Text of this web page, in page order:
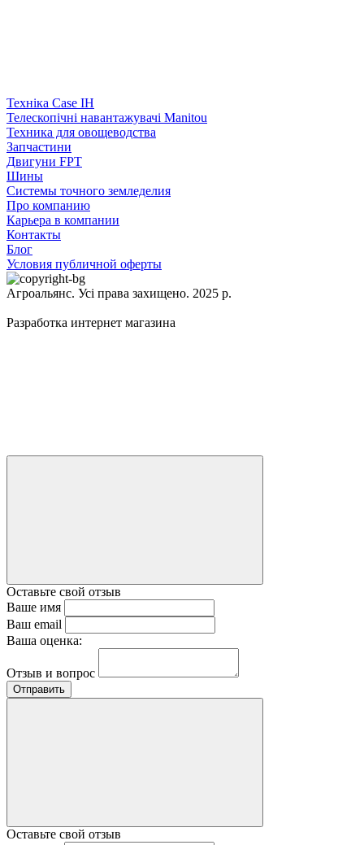
Техніка Case IH
Телескопічні навантажувачі Manitou
Техника для овощеводства
Запчастини
Двигуни FPT
Шины
Системы точного земледелия
Про компанию
Карьера в компании
Контакты
Блог
Условия публичной оферты
Агроальянс. Усі права захищено. 2025 р.
Разработка интернет магазина
Оставьте свой отзыв
Ваше имя
Ваш email
Ваша оценка:
Отзыв и вопрос
Отправить
Оставьте свой отзыв